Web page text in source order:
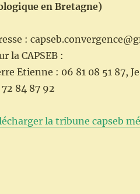
en Bretagne)
:
la CAPSEB :
Etienne : 06 81 08 51 87,
84 87 92
la tribune capseb